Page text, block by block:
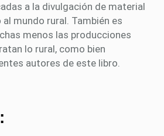
a la divulgación de material
mundo rural. También es
menos las producciones
lo rural, como bien
autores de este libro.